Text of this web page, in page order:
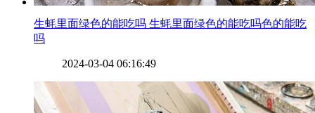
​生蚝里面绿色的能吃吗 生蚝里面绿色的能吃吗色的能吃
吗
2024-03-04 06:16:49